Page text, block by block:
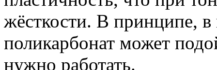
жёсткости. В принципе, в
поликарбонат может
нужно работать.